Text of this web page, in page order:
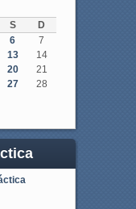
S
D
6
7
13
14
20
21
27
28